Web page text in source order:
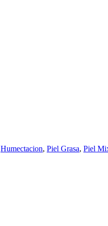
Humectacion, Piel Grasa, Piel